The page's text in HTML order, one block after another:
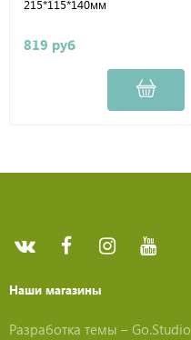
215*115*140мм
819 руб
Наши магазины
Разработка темы – Go.Studio